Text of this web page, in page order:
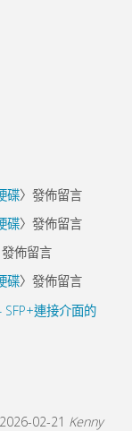
碟〉發佈留言
碟〉發佈留言
佈留言
碟〉發佈留言
連接介面的
2026-02-21 Kenny